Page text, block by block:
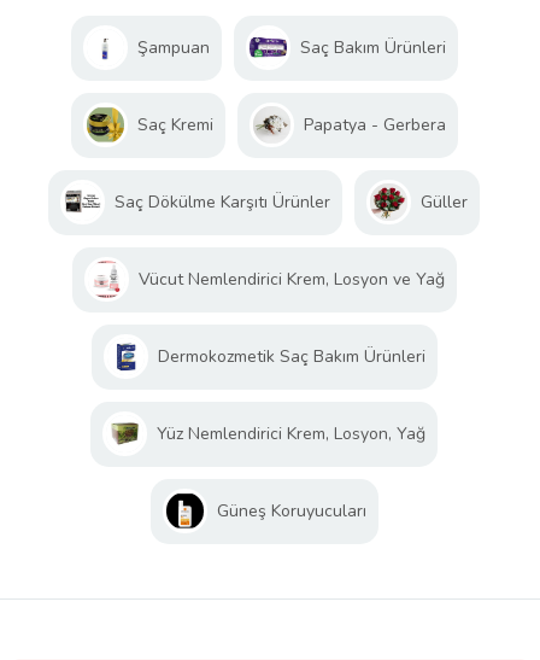
Şampuan Saç Bakım Ürünleri
Saç Kremi Papatya - Gerbera
Saç Dökülme Karşıtı Ürünler Güller
Vücut Nemlendirici Krem, Losyon ve Yağ
Dermokozmetik Saç Bakım Ürünleri
Yüz Nemlendirici Krem, Losyon, Yağ
Güneş Koruyucuları